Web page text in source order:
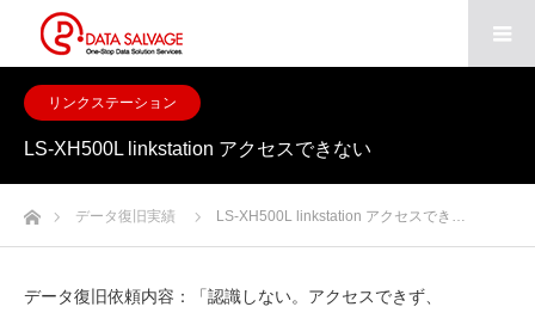
リンクステーション
LS-XH500L linkstation アクセスできない
ホームデータ復旧実績 LS-XH500L linkstation アクセスでき…
データ復旧依頼内容：「認識しない。アクセスできず、